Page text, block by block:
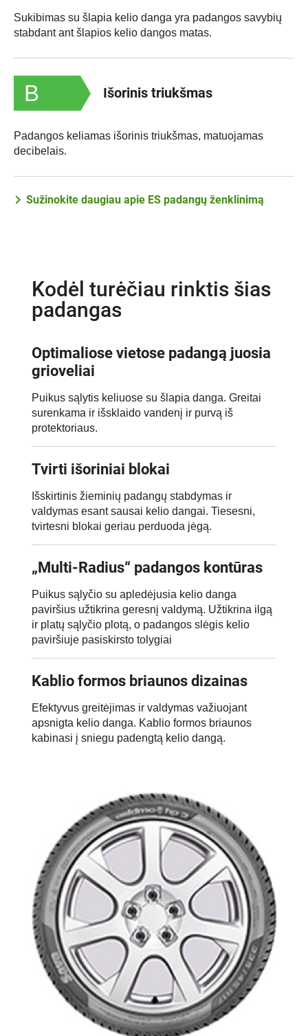
Sukibimas su šlapia kelio danga yra padangos savybių
stabdant ant šlapios kelio dangos matas.
B Išorinis triukšmas
Padangos keliamas išorinis triukšmas, matuojamas
decibelais.
Sužinokite daugiau apie ES padangų ženklinimą
Kodėl turėčiau rinktis šias
padangas
Optimaliose vietose padangą juosia
grioveliai
Puikus sąlytis keliuose su šlapia danga. Greitai
surenkama ir išsklaido vandenį ir purvą iš
protektoriaus.
Tvirti išoriniai blokai
Išskirtinis žieminių padangų stabdymas ir
valdymas esant sausai kelio dangai. Tiesesni,
tvirtesni blokai geriau perduoda jėgą.
„Multi-Radius“ padangos kontūras
Puikus sąlyčio su apledėjusia kelio danga
paviršius užtikrina geresnį valdymą. Užtikrina ilgą
ir platų sąlyčio plotą, o padangos slėgis kelio
paviršiuje pasiskirsto tolygiai
Kablio formos briaunos dizainas
Efektyvus greitėjimas ir valdymas važiuojant
apsnigta kelio danga. Kablio formos briaunos
kabinasi į sniegu padengtą kelio dangą.